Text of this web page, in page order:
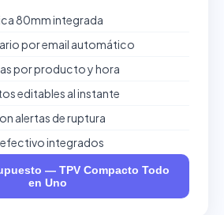
80mm integrada
por email automático
por producto y hora
editables al instante
alertas de ruptura
efectivo integrados
— TPV Compacto Todo
en Uno